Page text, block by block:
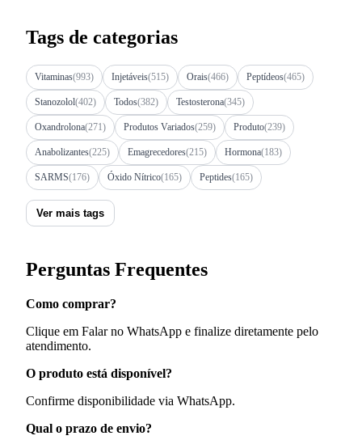
Tags de categorias
Vitaminas(993) Injetáveis(515) Orais(466) Peptídeos(465)
Stanozolol(402) Todos(382) Testosterona(345)
Oxandrolona(271) Produtos Variados(259) Produto(239)
Anabolizantes(225) Emagrecedores(215) Hormona(183)
SARMS(176) Óxido Nítrico(165) Peptides(165)
Ver mais tags
Perguntas Frequentes
Como comprar?
Clique em Falar no WhatsApp e finalize diretamente pelo
atendimento.
O produto está disponível?
Confirme disponibilidade via WhatsApp.
Qual o prazo de envio?